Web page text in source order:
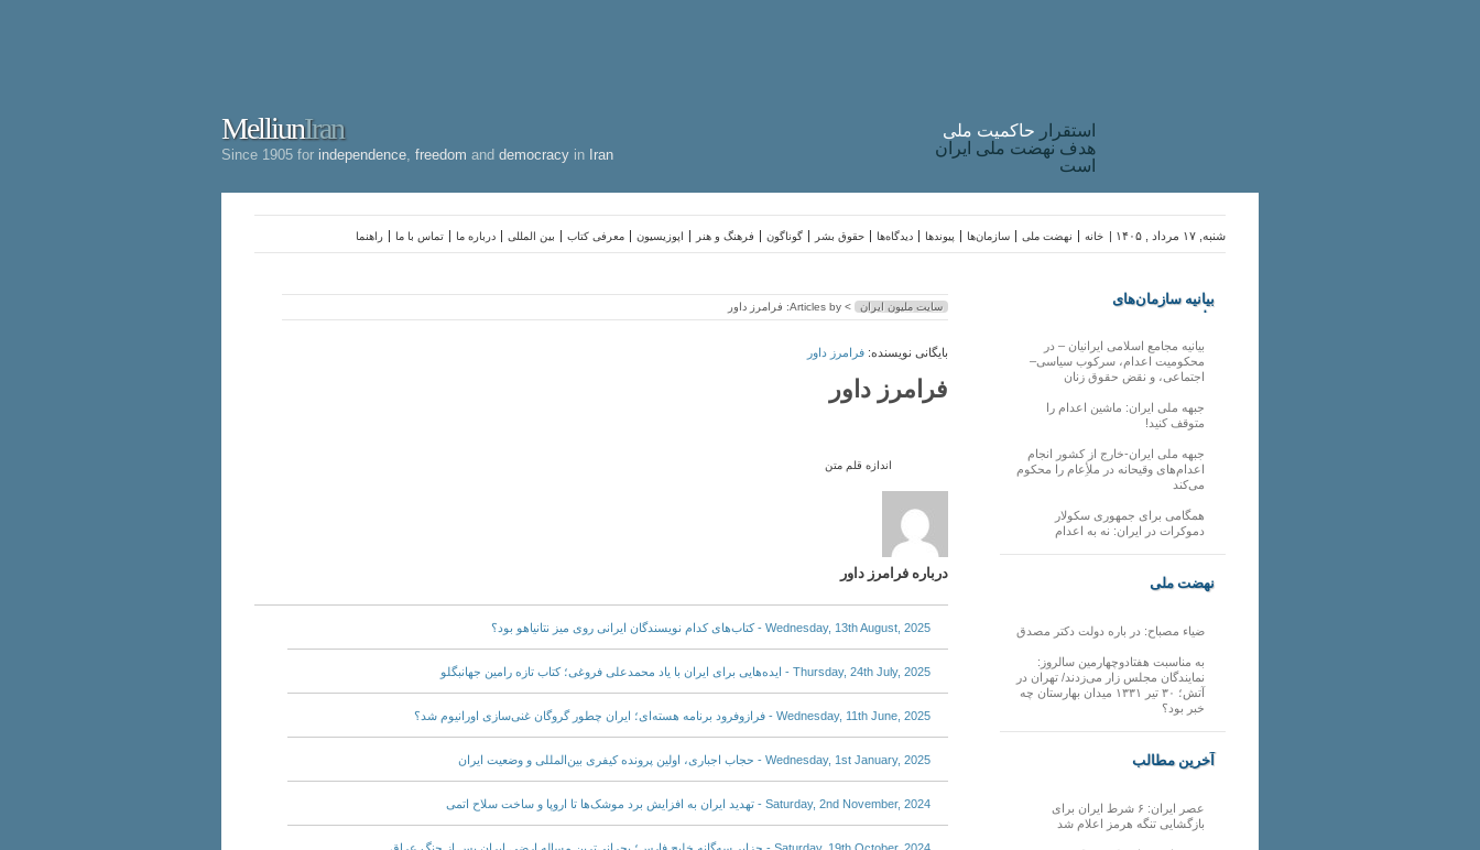
MelliunIran
Since 1905 for independence freedom and democracy in Iran
استقرار حاکميت ملی
هدف نهضت ملی ایران
است
راهنما تماس با ما درباره ما بین المللی معرفی کتاب اپوزیسیون فرهنگ و هنر گوناگون حقوق بشر دیدگاه‌ها پیوندها سازمان‌ها نهضت ملی خانه شنبه, ۱۷ مرداد , ۱۴۰۵ |
سایت ملیون ایران > Articles by: فرامرز داور
بایگانی نویسنده: فرامرز داور
فرامرز داور
اندازه قلم متن
درباره فرامرز داور
Wednesday, 13th August, 2025 - کتاب‌های کدام نویسندگان ایرانی روی میز نتانیاهو بود؟
Thursday, 24th July, 2025 - ایده‌هایی برای ایران با یاد محمدعلی فروغی؛ کتاب تازه رامین جهانبگلو
Wednesday, 11th June, 2025 - فرازوفرود برنامه هسته‌ای؛ ایران چطور گروگان غنی‌سازی اورانیوم شد؟
Wednesday, 1st January, 2025 - حجاب اجباری، اولین پرونده کیفری بین‌المللی و وضعیت ایران
Saturday, 2nd November, 2024 - تهدید ایران به افزایش برد موشک‌ها تا اروپا و ساخت سلاح اتمی
بیانیه سازمان‌های
ملی
بیانیه مجامع اسلامی ایرانیان – در
محکومیت اعدام، سرکوب سیاسی–
اجتماعی، و نقض حقوق زنان
جبهه ملی ایران: ماشین اعدام را
متوقف کنید!
جبهه ملی ایران-خارج از کشور انجام
اعدام‌های وقیحانه در ملأِعام را محکوم
می‌کند
همگامی برای جمهوری سکولار
دموکرات در ایران: نه به اعدام
نهضت ملی
ضیاء مصباح: در باره دولت دکتر مصدق
به مناسبت هفتادوچهارمین سالروز:
نمایندگان مجلس زار می‌زدند/ تهران در
آتش؛ ۳۰ تیر ۱۳۳۱ میدان بهارستان چه
خبر بود؟
آخرین مطالب
عصر ایران: ۶ شرط ایران برای
بازگشایی تنگه هرمز اعلام شد